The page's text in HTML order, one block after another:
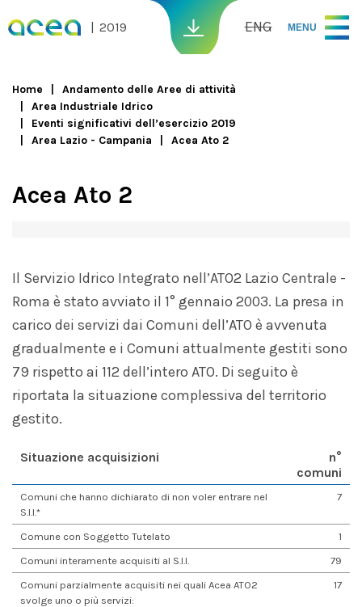
2019 ENG MENU
You are here
Home
Andamento delle Aree di attività
Area Industriale Idrico
Eventi significativi dell’esercizio 2019
Area Lazio - Campania
Acea Ato 2
Acea Ato 2
Il Servizio Idrico Integrato nell’ATO2 Lazio Centrale -
Roma è stato avviato il 1° gennaio 2003. La presa in
carico dei servizi dai Comuni dell’ATO è avvenuta
gradualmente e i Comuni attualmente gestiti sono
79 rispetto ai 112 dell’intero ATO. Di seguito è
riportata la situazione complessiva del territorio
gestito.
Situazione acquisizioni
n°
comuni
Comuni che hanno dichiarato di non voler entrare nel
S.I.I.*
7
Comune con Soggetto Tutelato
1
Comuni interamente acquisiti al S.I.I.
79
Comuni parzialmente acquisiti nei quali Acea ATO2
svolge uno o più servizi:
17